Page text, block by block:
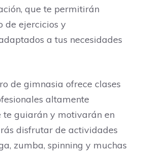
que te permitirán
de ejercicios y
a tus necesidades
de gimnasia ofrece clases
altamente
te guiarán y motivarán en
disfrutar de actividades
zumba, spinning y muchas